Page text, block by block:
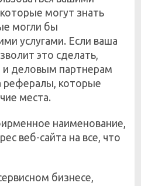
могут знать
могли бы
услугами. Если ваша
это сделать,
деловым партнерам
рефералы, которые
места.
наименование,
веб-сайта на все, что
бизнесе,